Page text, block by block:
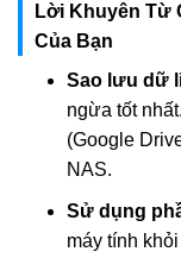
Lời Khuyên Từ
Của Bạn
Sao lưu dữ
ngừa tốt
(Google
NAS.
Sử dụng
máy tính